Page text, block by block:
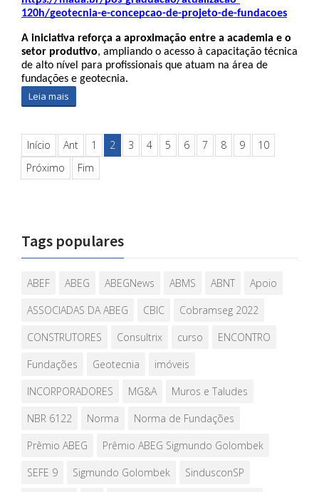
120h/geotecnia-e-concepcao-de-projeto-de-fundacoes
A iniciativa reforça a aproximação entre a academia e o
setor produtivo, ampliando o acesso à capacitação técnica
de alto nível para profissionais que atuam na área de
fundações e geotecnia.
Leia mais
Início Ant 1 2 3 4 5 6 7 8 9
10
Próximo
Fim
Tags populares
ABEF ABEG ABEGNews ABMS ABNT
Apoio
ASSOCIADAS DA ABEG
CBIC
Cobramseg 2022
CONSTRUTORES
Consultrix curso
ENCONTRO
Fundações
Geotecnia
imóveis
INCORPORADORES
MG&A
Muros e Taludes
NBR 6122
Norma
Norma de Fundações
Prêmio ABEG
Prêmio ABEG Sigmundo Golombek
SEFE 9
Sigmundo Golombek
SindusconSP